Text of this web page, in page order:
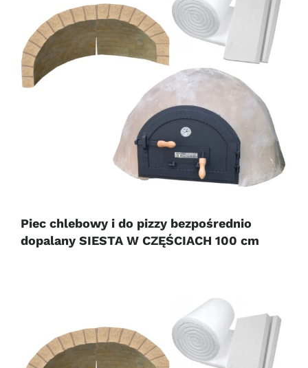
Piec chlebowy i do pizzy bezpośrednio
dopalany SIESTA W CZĘŚCIACH 100 cm